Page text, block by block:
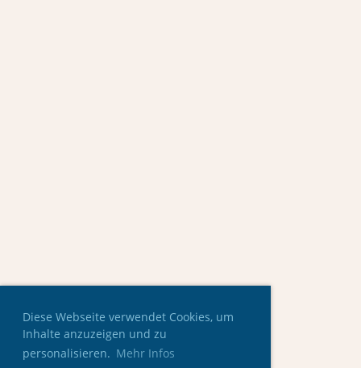
Diese Webseite verwendet Cookies, um
Inhalte anzuzeigen und zu
personalisieren. Mehr Infos